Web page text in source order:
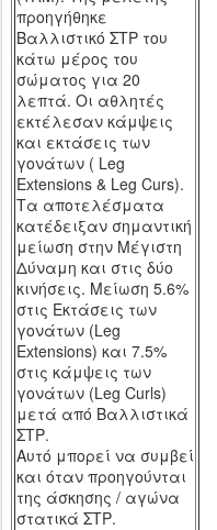
προηγήθηκε
Βαλλιστικό ΣΤΡ του
κάτω μέρος του
σώματος για 20
λεπτά. Οι αθλητές
εκτέλεσαν κάμψεις
και εκτάσεις των
γονάτων ( Leg
Extensions & Leg Curs).
Τα αποτελέσματα
κατέδειξαν σημαντική
μείωση στην Μέγιστη
Δύναμη και στις δύο
κινήσεις. Μείωση 5.6%
στις Εκτάσεις των
γονάτων (Leg
Extensions) και 7.5%
στις κάμψεις των
γονάτων (Leg Curls)
μετά από Βαλλιστικά
ΣΤΡ.
Αυτό μπορεί να συμβεί
και όταν προηγούνται
της άσκησης / αγώνα
στατικά ΣΤΡ.